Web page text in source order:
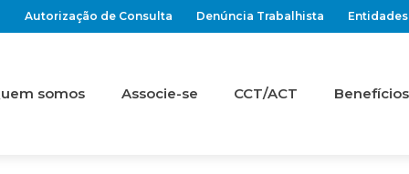
Autorização de Consulta Denúncia Trabalhista
somos Associe-se CCT/ACT Benefícios